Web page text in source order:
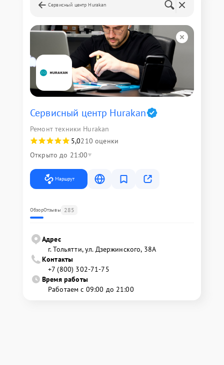
Сервисный центр Hurakan
Сервисный центр Hurakan
Ремонт техники Hurakan
5,0210 оценки
Открыто до 21:00
Маршрут
ОбзорОтзывы 285
Адрес
г. Тольятти, ул. Дзержинского, 38А
Контакты
+7 (800) 302-71-75
Время работы
Работаем с 09:00 до 21:00